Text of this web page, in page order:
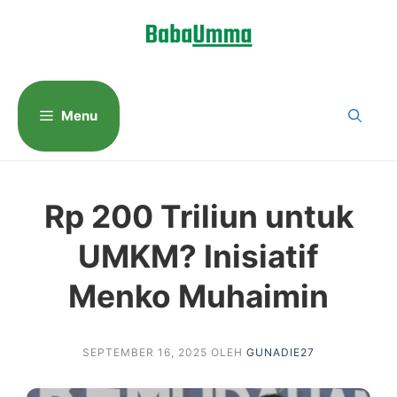
Menu
Rp 200 Triliun untuk
UMKM? Inisiatif
Menko Muhaimin
SEPTEMBER 16, 2025 OLEH GUNADIE27